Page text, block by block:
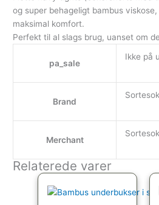
og super behageligt bambus
maksimal komfort.
Perfekt til al slags brug, uanset om
pa_sale
Ikke på
Brand
Merchant
Relaterede varer